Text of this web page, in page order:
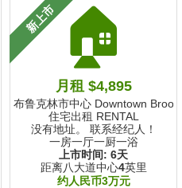
NY
新上市🏠
月租 $4,895
布鲁克林市中心 Downtown
住宅出租 RENTAL
没有地址。 联系经纪人！
一房一厅一厨一浴
上市时间: 6天
距离八大道中心4英里
约人民币3万元